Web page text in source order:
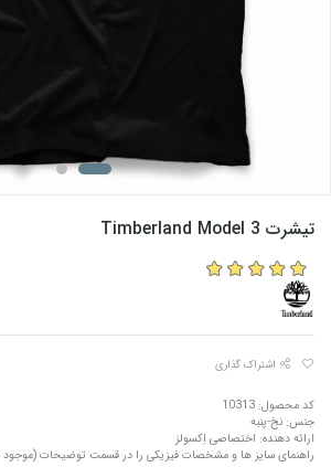
تیشرت Timberland Model 3
اشتراک گذاری
کد محصول: 10313
جنس: نخ-پنبه
ارائه دهنده: اختصاصی اِکسولز
راهنمای سایز ها و مشخصات فیزیکی را در قسمت توضیحات